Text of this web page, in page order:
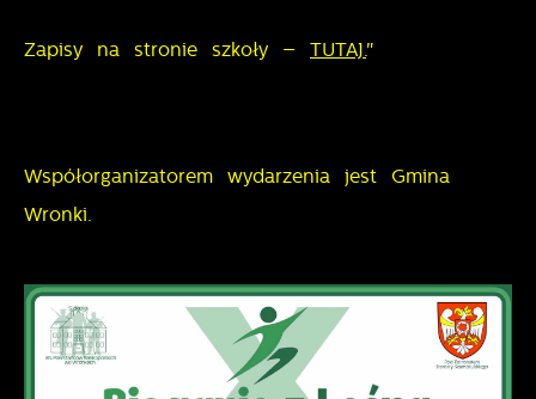
Zapisy na stronie szkoły – TUTAJ."
Współorganizatorem wydarzenia jest Gmina
Wronki.